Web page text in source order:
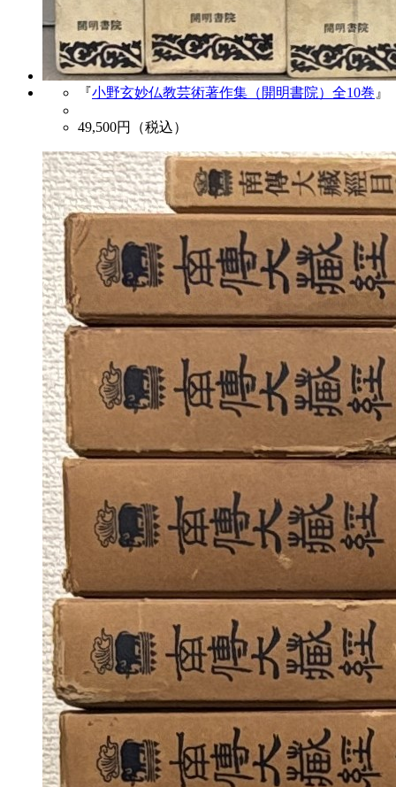
『小野玄妙仏教芸術著作集（開明書院）全10巻 』
49,500円（税込）